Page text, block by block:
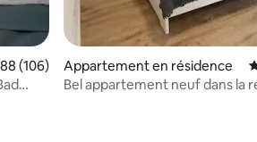
: 4,96 sur 5
moyenne sur la base de 106
(106)
Appartement en résidence
Bel appartement neuf dans la